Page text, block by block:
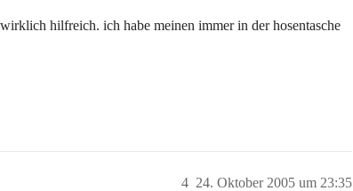
hilfreich. ich habe meinen immer in der hosentasche
24. Oktober 2005 um 23:35
4